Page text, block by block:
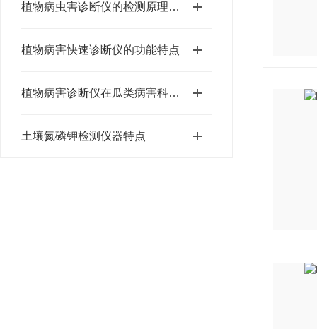
植物病虫害诊断仪的检测原理及操作步骤
植物病害快速诊断仪的功能特点
植物病害诊断仪在瓜类病害科学防治中的应用
土壤氮磷钾检测仪器特点